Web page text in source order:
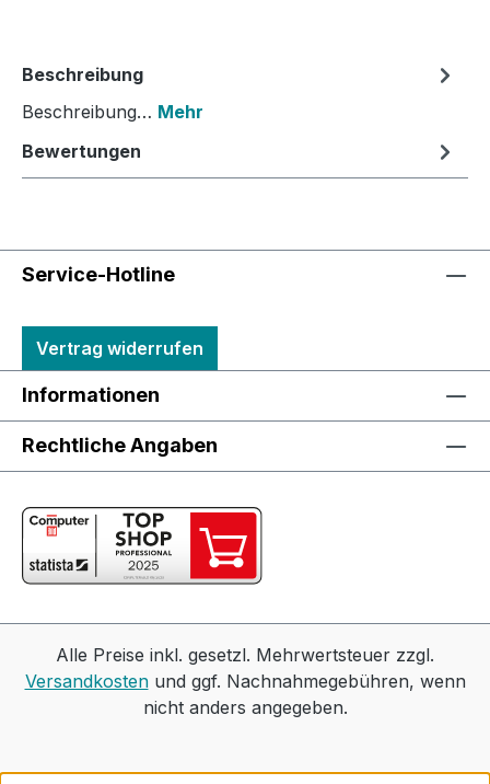
Beschreibung
Beschreibung… Mehr
Bewertungen
Service-Hotline
Vertrag widerrufen
Informationen
Rechtliche Angaben
Alle Preise inkl. gesetzl. Mehrwertsteuer zzgl.
Versandkostenund ggf. Nachnahmegebühren, wenn
nicht anders angegeben.